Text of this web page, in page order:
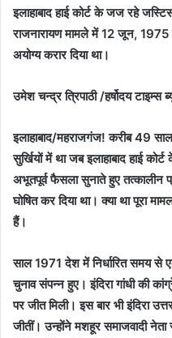
इलाहाबाद हाई कोर्ट के जज रहे
राजनारायण मामले में 12 जून,
अयोग्य करार दिया था।
उमेश चन्द्र त्रिपाठी /हर्षोदय टाइम्स
इलाहाबाद/महराजगंज! करीब 49
सुर्खियों में था जब इलाहाबाद हाई
अभूतपूर्व फैसला सुनाते हुए तत्कालीन
घोषित कर दिया था। क्या था पूरा
हैं।
साल 1971 देश में निर्धारित समय से
चुनाव संपन्न हुए। इंदिरा गांधी की
पर जीत मिली। इस बार भी इंदिरा
जीतीं। उन्होंने मशहूर समाजवादी नेता